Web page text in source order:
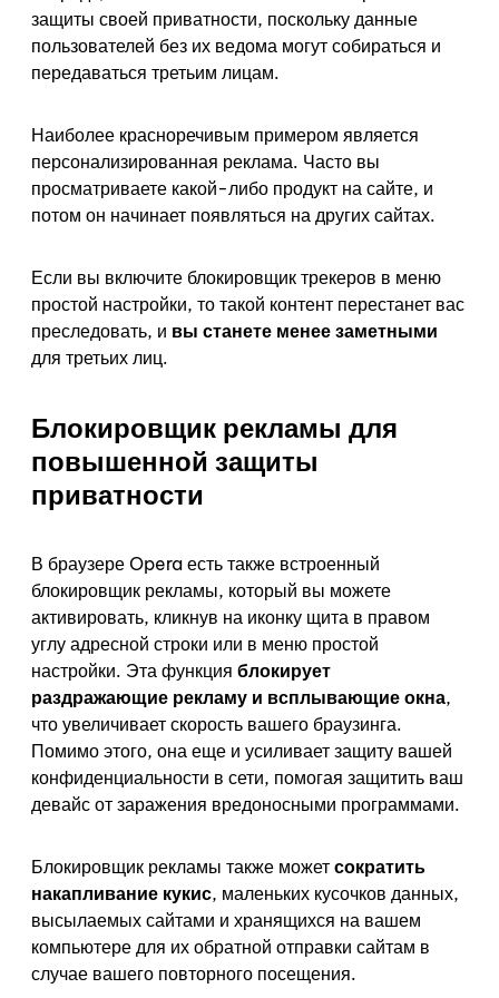
защиты своей приватности, поскольку данные
пользователей без их ведома могут собираться и
передаваться третьим лицам.
Наиболее красноречивым примером является
персонализированная реклама. Часто вы
просматриваете какой-либо продукт на сайте, и
потом он начинает появляться на других сайтах.
Если вы включите блокировщик трекеров в меню
простой настройки, то такой контент перестанет вас
преследовать, и вы станете менее заметными
для третьих лиц.
Блокировщик рекламы для
повышенной защиты
приватности
В браузере Opera есть также встроенный
блокировщик рекламы, который вы можете
активировать, кликнув на иконку щита в правом
углу адресной строки или в меню простой
настройки. Эта функция блокирует
раздражающие рекламу и всплывающие окна,
что увеличивает скорость вашего браузинга.
Помимо этого, она еще и усиливает защиту вашей
конфиденциальности в сети, помогая защитить ваш
девайс от заражения вредоносными программами.
Блокировщик рекламы также может сократить
накапливание кукис, маленьких кусочков данных,
высылаемых сайтами и хранящихся на вашем
компьютере для их обратной отправки сайтам в
случае вашего повторного посещения.